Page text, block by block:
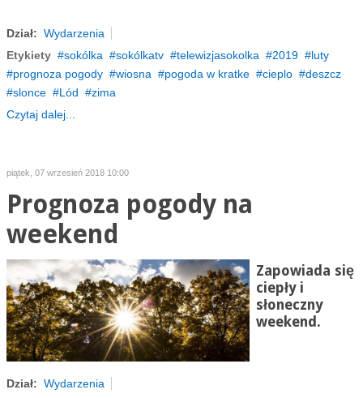
Dział: Wydarzenia
Etykiety
sokólka sokólkatv telewizjasokolka 2019
luty
prognoza pogody
wiosna pogoda w kratke cieplo
deszcz
slonce
Lód
zima
Czytaj dalej...
piątek, 07 wrzesień 2018 10:00
Prognoza pogody na
weekend
Zapowiada się
ciepły i
słoneczny
weekend.
Dział: Wydarzenia